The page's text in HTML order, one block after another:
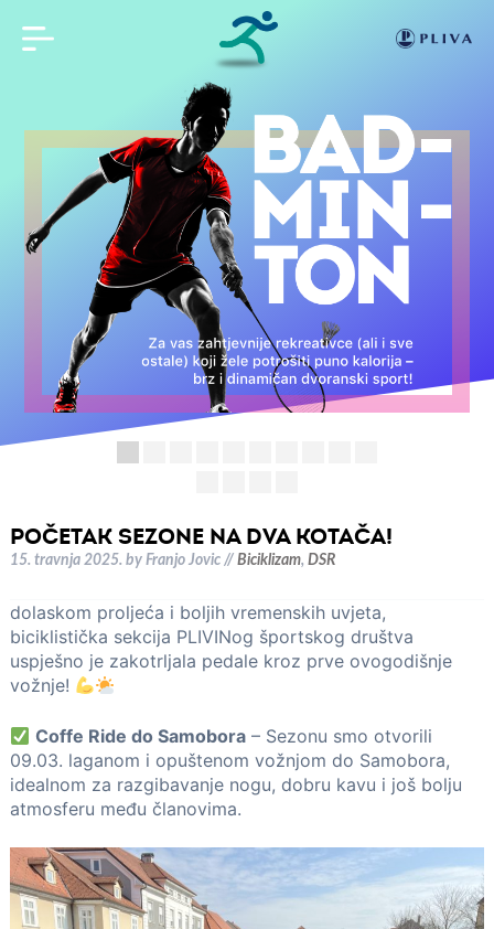
POČETAK SEZONE NA DVA KOTAČA!
15. travnja 2025. by Franjo Jovic// Biciklizam, DSR
dolaskom proljeća i boljih vremenskih uvjeta,
biciklistička sekcija PLIVINog športskog društva
uspješno je zakotrljala pedale kroz prve ovogodišnje
vožnje!
Coffe Ride do Samobora – Sezonu smo otvorili
09.03. laganom i opuštenom vožnjom do Samobora,
idealnom za razgibavanje nogu, dobru kavu i još bolju
atmosferu među članovima.